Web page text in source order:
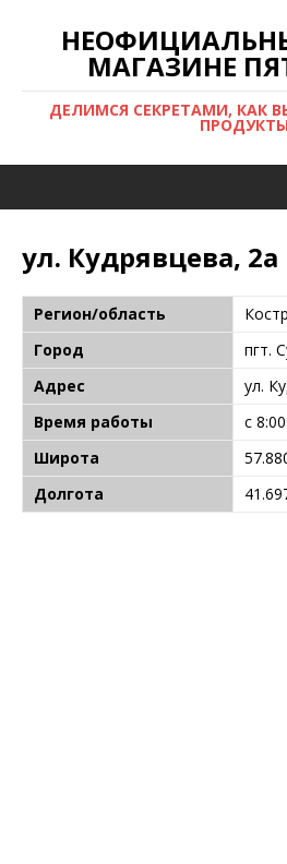
МАГАЗИНЕ
ДЕЛИМСЯ СЕКРЕТАМИ, КАК
ПРОДУКТЫ
ул. Кудрявцева, 2а
Регион/область
Город
пгт.
Адрес
ул.
Время работы
с
Широта
Долгота